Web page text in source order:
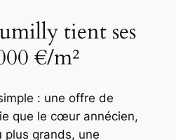
tient ses
€/m²
: une offre de
que le cœur annécien,
plus grands, une